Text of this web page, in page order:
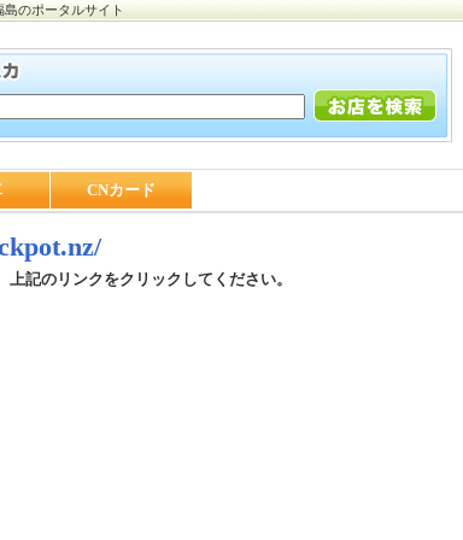
のポータルサイト
CNカード
上記のリンクをクリックしてください。